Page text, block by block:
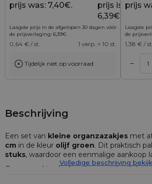
prijs was: 7,40€.
prijs is:
6,39€.
Laagste prijs in de afgelopen 30 dagen vóór
de prijsverlaging: 6,39€.
0,64 € / st. 1 verp. = 10 st.
Tijdelijk niet op voorraad
prijs
Laagste
de
1,38 € /
–
Toevoegen aan winkelwagen
Beschrijving
Een set van kleine organzazakjes met
cm in de kleur olijf groen. Dit praktisch
stuks, waardoor een eenmalige aankoop
Organzazakjes (ook wel organzabuidels
Volledige beschrijving